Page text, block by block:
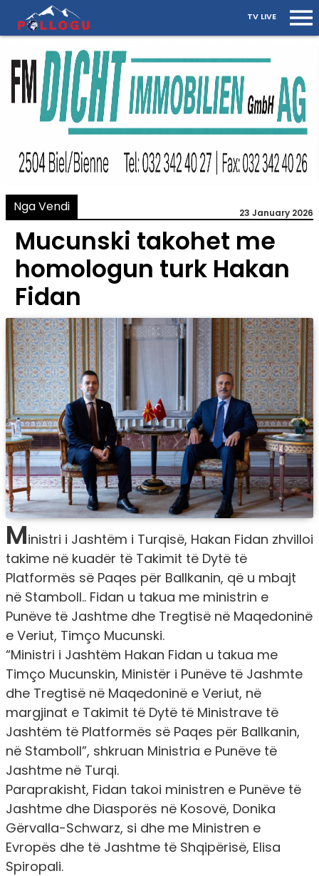
TV LIVE
Nga Vendi 23 January 2026
Mucunski takohet me
homologun turk Hakan
Fidan
Ministri i Jashtëm i Turqisë, Hakan Fidan zhvilloi
takime në kuadër të Takimit të Dytë të
Platformës së Paqes për Ballkanin, që u mbajt
në Stamboll.. Fidan u takua me ministrin e
Punëve të Jashtme dhe Tregtisë në Maqedoninë
e Veriut, Timço Mucunski.
“Ministri i Jashtëm Hakan Fidan u takua me
Timço Mucunskin, Ministër i Punëve të Jashmte
dhe Tregtisë në Maqedoninë e Veriut, në
margjinat e Takimit të Dytë të Ministrave të
Jashtëm të Platformës së Paqes për Ballkanin,
në Stamboll”, shkruan Ministria e Punëve të
Jashtme në Turqi.
Paraprakisht, Fidan takoi ministren e Punëve të
Jashtme dhe Diasporës në Kosovë, Donika
Gërvalla-Schwarz, si dhe me Ministren e
Evropës dhe të Jashtme të Shqipërisë, Elisa
Spiropali.